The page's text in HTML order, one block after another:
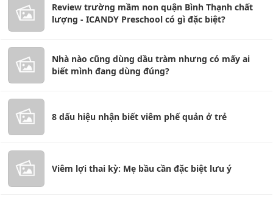
Review trường mầm non quận Bình Thạnh chất
lượng - ICANDY Preschool có gì đặc biệt?
Nhà nào cũng dùng dầu tràm nhưng có mấy ai
biết mình đang dùng đúng?
8 dấu hiệu nhận biết viêm phế quản ở trẻ
Viêm lợi thai kỳ: Mẹ bầu cần đặc biệt lưu ý